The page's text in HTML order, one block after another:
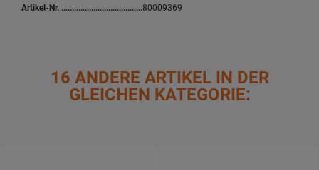
Artikel-Nr. 80009369
16 ANDERE ARTIKEL IN DER
GLEICHEN KATEGORIE: